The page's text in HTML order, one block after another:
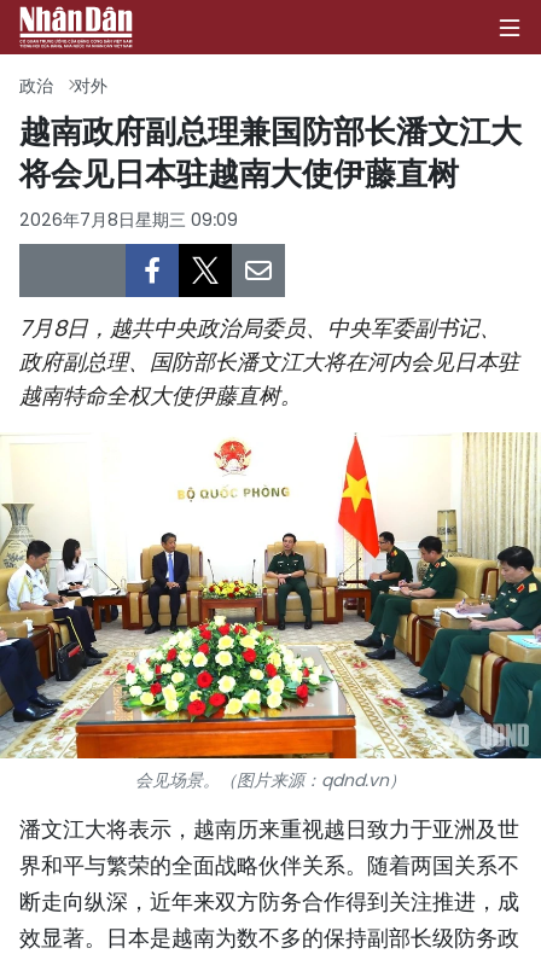
首页
政治
经济
社会
环保
文化
国际
旅游
友谊桥梁
史海
图表新闻
图库
政治 对外
越南政府副总理兼国防部长潘文江大
将会见日本驻越南大使伊藤直树
2026年7月8日星期三 09:09
7月8日，越共中央政治局委员、中央军委副书记、
政府副总理、国防部长潘文江大将在河内会见日本驻
越南特命全权大使伊藤直树。
会见场景。（图片来源：qdnd.vn）
潘文江大将表示，越南历来重视越日致力于亚洲及世
界和平与繁荣的全面战略伙伴关系。随着两国关系不
断走向纵深，近年来双方防务合作得到关注推进，成
效显著。日本是越南为数不多的保持副部长级防务政